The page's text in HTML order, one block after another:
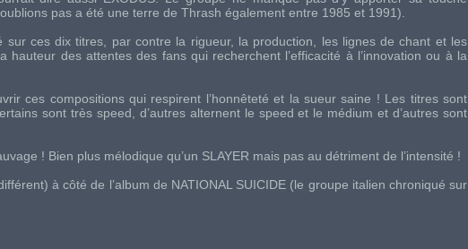
pas a été une terre de Thrash également entre 1985 et 1991).
sur ces dix titres, par contre la rigueur, la production, les lignes de chant et les
hauteur des attentes des fans qui recherchent l’efficacité à l’innovation ou à la
ces compositions qui respirent l’honnêteté et la sueur saine ! Les titres sont
sont très speed , d’autres alternent le speed et le médium et d’autres sont
! Bien plus mélodique qu’un SLAYER mais pas au détriment de l’intensité !
à côté de l’album de NATIONAL SUICIDE (le groupe italien chroniqué sur